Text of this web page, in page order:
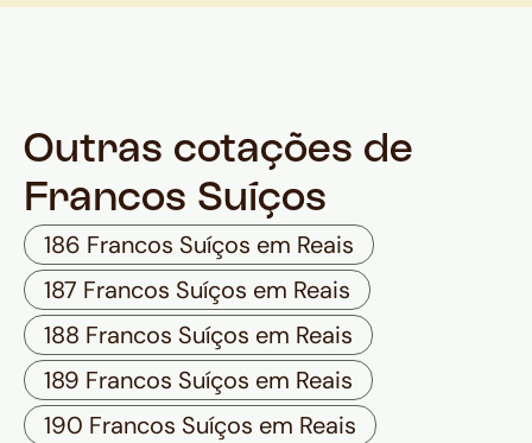
Outras cotações de
Francos Suíços
186 Francos Suíços em Reais
187 Francos Suíços em Reais
188 Francos Suíços em Reais
189 Francos Suíços em Reais
190 Francos Suíços em Reais